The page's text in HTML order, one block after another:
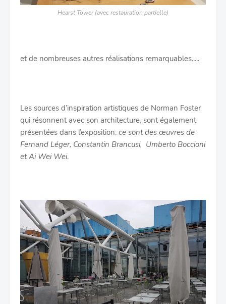
Hearst Tower (avec restauration partielle)
et de nombreuses autres réalisations remarquables.....
Les sources d’inspiration artistiques de Norman Foster
qui résonnent avec son architecture, sont également
présentées dans l’exposition, ce sont des œuvres de
Fernand Léger, Constantin Brancusi, Umberto Boccioni
et Ai Wei Wei.